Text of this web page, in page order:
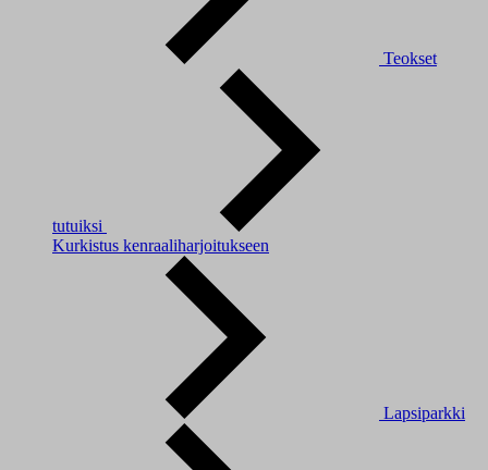
Teokset
tutuiksi
Kurkistus kenraaliharjoitukseen
Lapsiparkki